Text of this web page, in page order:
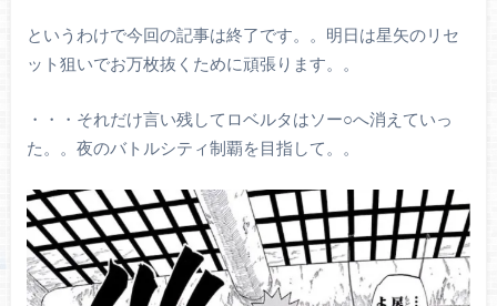
というわけで今回の記事は終了です。。明日は星矢のリセ
ット狙いでお万枚抜くために頑張ります。。
・・・それだけ言い残してロベルタはソー○へ消えていっ
た。。夜のバトルシティ制覇を目指して。。